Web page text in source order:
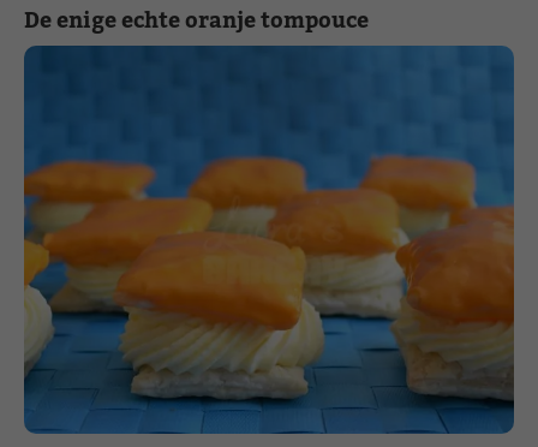
De enige echte oranje tompouce